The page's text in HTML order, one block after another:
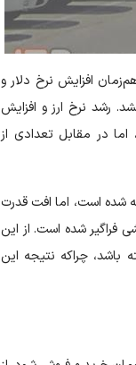
تاثیر هم‌زمان افزایش نرخ دلار و
رشد نرخ ارز و افزایش
در مقابل تعدادی از
شده است، اما افت قدرت
فراگیر شده است. از این
باشد، چراکه نتیجه این